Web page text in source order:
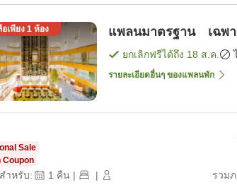
อเพียง 1ห้อง แพลนมาตรฐาน เฉพา
ยกเลิกฟรีได้ถึง 18 ส.ค.
รายละเอียดอื่นๆ ของแพลนพัก
Sale
Coupon
ำหรับ: 1 คืน | | รวม